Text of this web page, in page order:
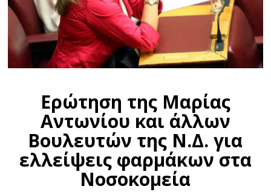
Ερώτηση της Μαρίας
Αντωνίου και άλλων
Βουλευτών της Ν.Δ. για
ελλείψεις φαρμάκων στα
Νοσοκομεία